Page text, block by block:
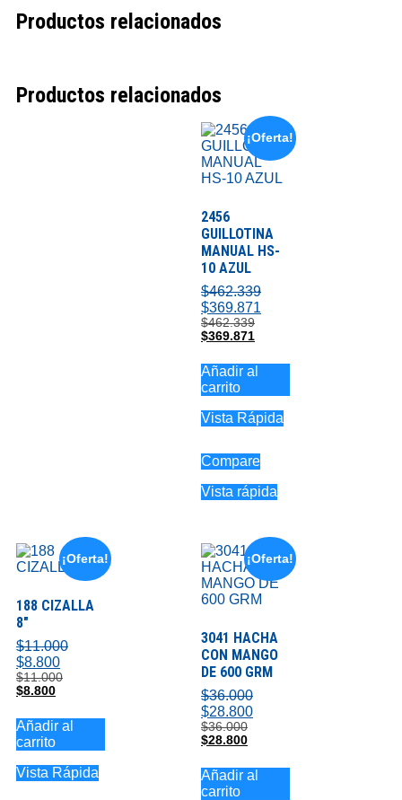
Productos relacionados
Productos relacionados
¡Oferta!
2456
GUILLOTINA
MANUAL HS-
10 AZUL
$462.339
$369.871
$462.339
$369.871
Añadir al
carrito
Vista Rápida
Compare
Vista rápida
¡Oferta!
188 CIZALLA
8″
$11.000
$8.800
$11.000
$8.800
Añadir al
carrito
Vista Rápida
¡Oferta!
3041 HACHA
CON MANGO
DE 600 GRM
$36.000
$28.800
$36.000
$28.800
Añadir al
carrito